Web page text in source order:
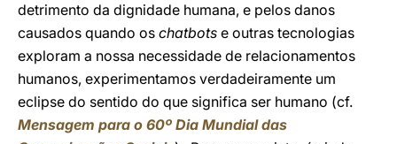
detrimento da dignidade humana, e pelos danos
causados quando os chatbots e outras tecnologias
exploram a nossa necessidade de relacionamentos
humanos, experimentamos verdadeiramente um
eclipse do sentido do que significa ser humano (cf.
Mensagem para o 60º Dia Mundial das